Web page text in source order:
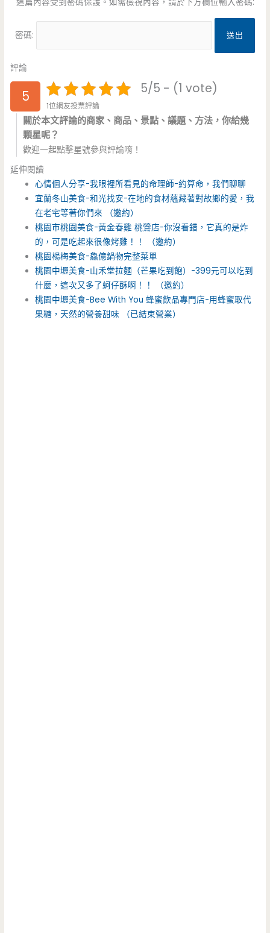
密碼:
評論
5 5/5 - (1 vote)
1位網友投票評論
關於本文評論的商家、商品、景點、議題、方法，你給幾
顆星呢？
歡迎一起點擊星號參與評論唷！
延伸閱讀
心情個人分享-我眼裡所看見的命理師-約算命，我們聊聊
宜蘭冬山美食-和光找安-在地的食材蘊藏著對故鄉的愛，我
在老宅等著你們來 （邀約）
桃園市桃園美食-黃金春雞 桃鶯店-你沒看錯，它真的是炸
的，可是吃起來很像烤雞！！ （邀約）
桃園楊梅美食-鱻億鍋物完整菜單
桃園中壢美食-山禾堂拉麵（芒果吃到飽）-399元可以吃到
什麼，這次又多了蚵仔酥啊！！ （邀約）
桃園中壢美食-Bee With You 蜂蜜飲品專門店-用蜂蜜取代
果糖，天然的營養甜味 （已結束營業）